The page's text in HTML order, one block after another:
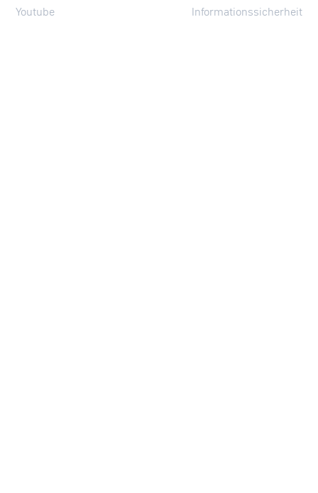
Youtube
Informationssicherheit